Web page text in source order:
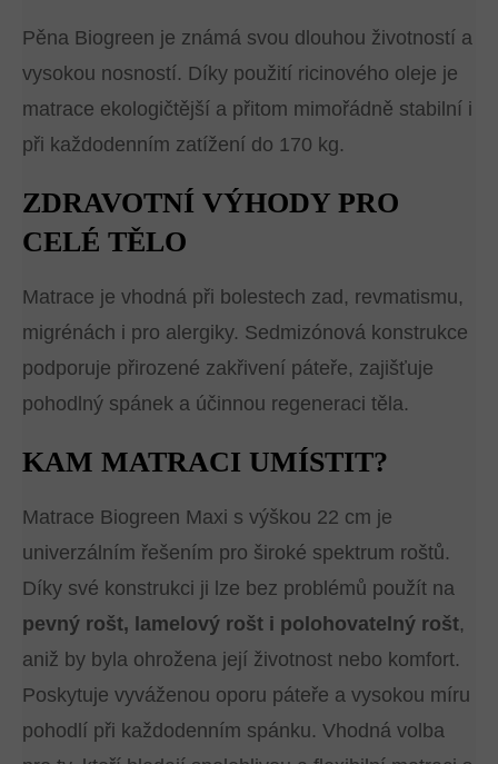
Pěna Biogreen je známá svou dlouhou životností a
vysokou nosností. Díky použití ricinového oleje je
matrace ekologičtější a přitom mimořádně stabilní i
při každodenním zatížení do 170 kg.
ZDRAVOTNÍ VÝHODY PRO
CELÉ TĚLO
Matrace je vhodná při bolestech zad, revmatismu,
migrénách i pro alergiky. Sedmizónová konstrukce
podporuje přirozené zakřivení páteře, zajišťuje
pohodlný spánek a účinnou regeneraci těla.
KAM MATRACI UMÍSTIT?
Matrace Biogreen Maxi s výškou 22 cm je
univerzálním řešením pro široké spektrum roštů.
Díky své konstrukci ji lze bez problémů použít na
pevný rošt, lamelový rošt i polohovatelný rošt,
aniž by byla ohrožena její životnost nebo komfort.
Poskytuje vyváženou oporu páteře a vysokou míru
pohodlí při každodenním spánku. Vhodná volba